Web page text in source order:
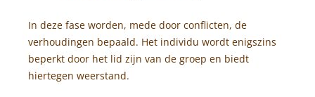
In deze fase worden, mede door conflicten, de
verhoudingen bepaald. Het individu wordt enigszins
beperkt door het lid zijn van de groep en biedt
hiertegen weerstand.